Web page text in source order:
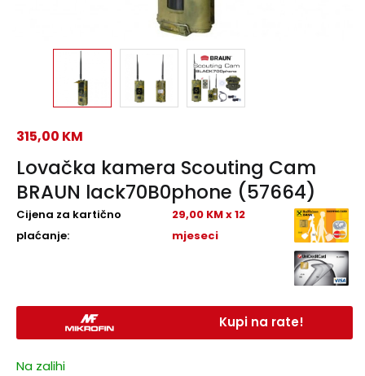
Lovačka kamera Scouting Cam
BRAUN lack70B0phone (57664)
315,00 KM
Cijena za kartično
plaćanje:
29,00 KM x 12
mjeseci
Kupi na rate!
Na zalihi